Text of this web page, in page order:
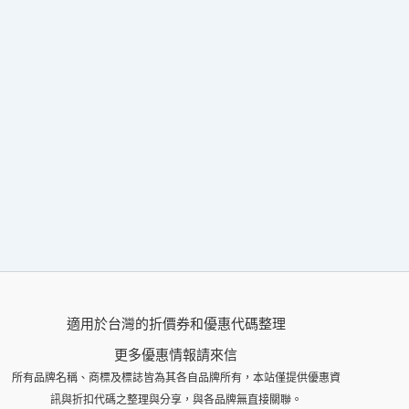
適用於台灣的折價券和優惠代碼整理
更多優惠情報請來信
所有品牌名稱、商標及標誌皆為其各自品牌所有，本站僅提供優惠資
訊與折扣代碼之整理與分享，與各品牌無直接關聯。